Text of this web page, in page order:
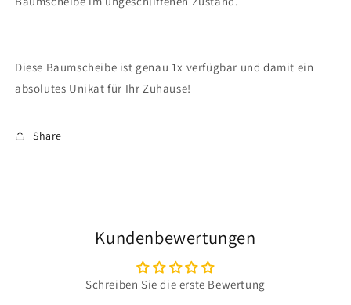
Diese Baumscheibe ist genau 1x verfügbar und damit ein
absolutes Unikat für Ihr Zuhause!
Share
Kundenbewertungen
Schreiben Sie die erste Bewertung